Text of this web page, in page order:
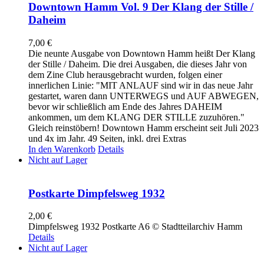
Downtown Hamm Vol. 9 Der Klang der Stille /
Daheim
7,00 €
Die neunte Ausgabe von Downtown Hamm heißt Der Klang
der Stille / Daheim. Die drei Ausgaben, die dieses Jahr von
dem Zine Club herausgebracht wurden, folgen einer
innerlichen Linie: "MIT ANLAUF sind wir in das neue Jahr
gestartet, waren dann UNTERWEGS und AUF ABWEGEN,
bevor wir schließlich am Ende des Jahres DAHEIM
ankommen, um dem KLANG DER STILLE zuzuhören."
Gleich reinstöbern! Downtown Hamm erscheint seit Juli 2023
und 4x im Jahr. 49 Seiten, inkl. drei Extras
In den Warenkorb Details
Nicht auf Lager
Postkarte Dimpfelsweg 1932
2,00 €
Dimpfelsweg 1932 Postkarte A6 © Stadtteilarchiv Hamm
Details
Nicht auf Lager